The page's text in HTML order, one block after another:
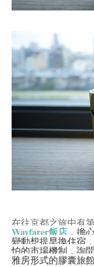
在往京都之旅中有
Wayfarer飯店 ，擔
變動想提早換住宿
怕的市場機制，詢
雅房形式的膠囊旅館